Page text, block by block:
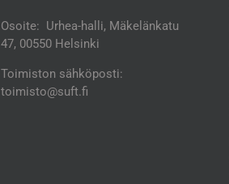
Osoite: Urhea-halli, Mäkelänkatu
47, 00550 Helsinki
Toimiston sähköposti:
toimisto@suft.fi